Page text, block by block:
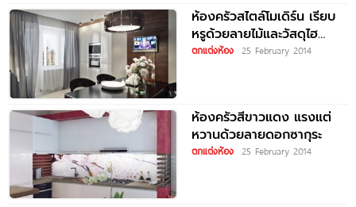
ห้องครัวสไตล์โมเดิร์น เรียบ
หรูด้วยลายไม้และวัสดุไฮ
กลอส
ตกแต่งห้อง 25 February 2014
ห้องครัวสีขาวแดง แรงแต่
หวานด้วยลายดอกซากุระ
ตกแต่งห้อง 25 February 2014